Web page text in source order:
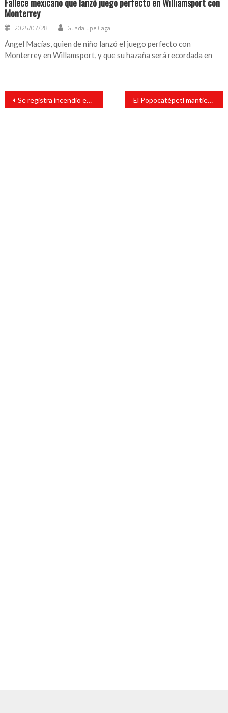
Fallece mexicano que lanzó juego perfecto en Williamsport con
Monterrey
2025/07/28 Guadalupe Cagal
Ángel Macías, quien de niño lanzó el juego perfecto con
Monterrey en Willamsport, y que su hazaña será recordada en
Navegación
entradas
Se registra incendio en fábrica de colchones en Ecatepec, Estado de México El Popocatépetl mantiene emisiones de ceniza dispersándose hacia el norte